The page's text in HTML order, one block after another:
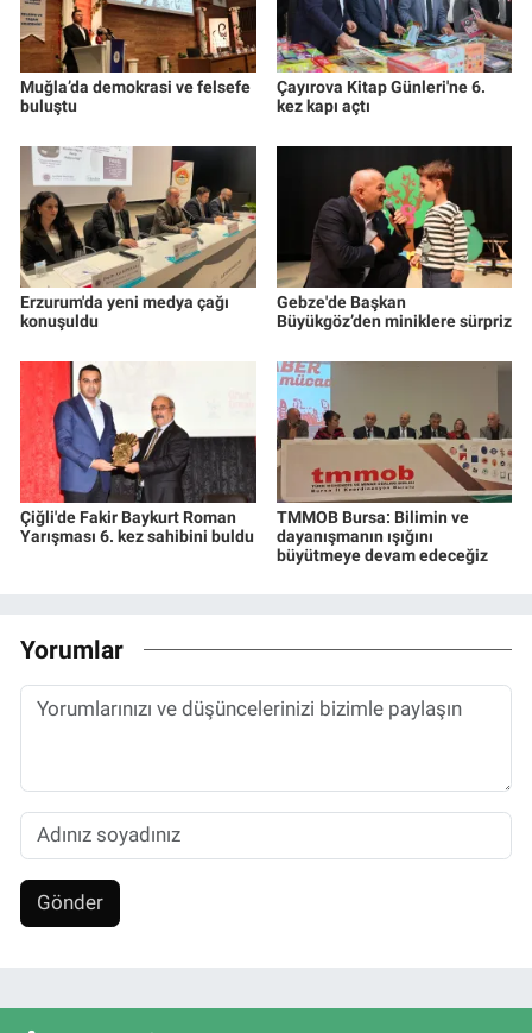
Muğla’da demokrasi ve felsefe
buluştu
Çayırova Kitap Günleri'ne 6.
kez kapı açtı
Erzurum'da yeni medya çağı
konuşuldu
Gebze'de Başkan
Büyükgöz’den miniklere sürpriz
Çiğli'de Fakir Baykurt Roman
Yarışması 6. kez sahibini buldu
TMMOB Bursa: Bilimin ve
dayanışmanın ışığını
büyütmeye devam edeceğiz
Yorumlar
Gönder